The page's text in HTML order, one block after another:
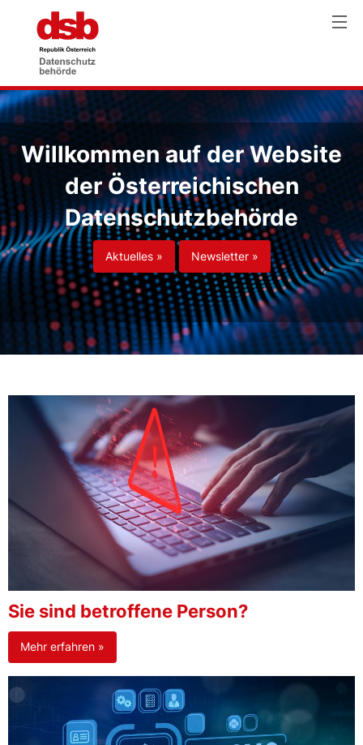
Willkommen auf der Website
der Österreichischen
Datenschutzbehörde
Aktuelles » Newsletter »
Sie sind betroffene Person?
Mehr erfahren »